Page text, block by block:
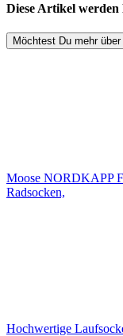
Diese Artikel
Möchtest Du mehr
Moose NORDKAPP
Radsocken,
Hochwertige